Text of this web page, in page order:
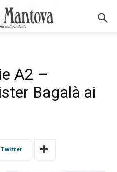
A2 –
Bagalà ai
Twitter